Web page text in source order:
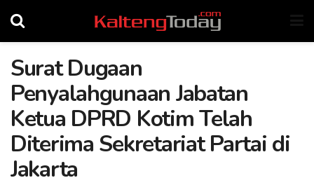
Surat Dugaan
Penyalahgunaan Jabatan
Ketua DPRD Kotim Telah
Diterima Sekretariat Partai di
Jakarta